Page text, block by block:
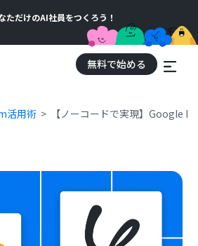
ただけのAI社員をつくろう！
無料で始める
活用術 【ノーコードで実現】Google